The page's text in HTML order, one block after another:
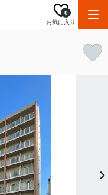
お気に入り
0